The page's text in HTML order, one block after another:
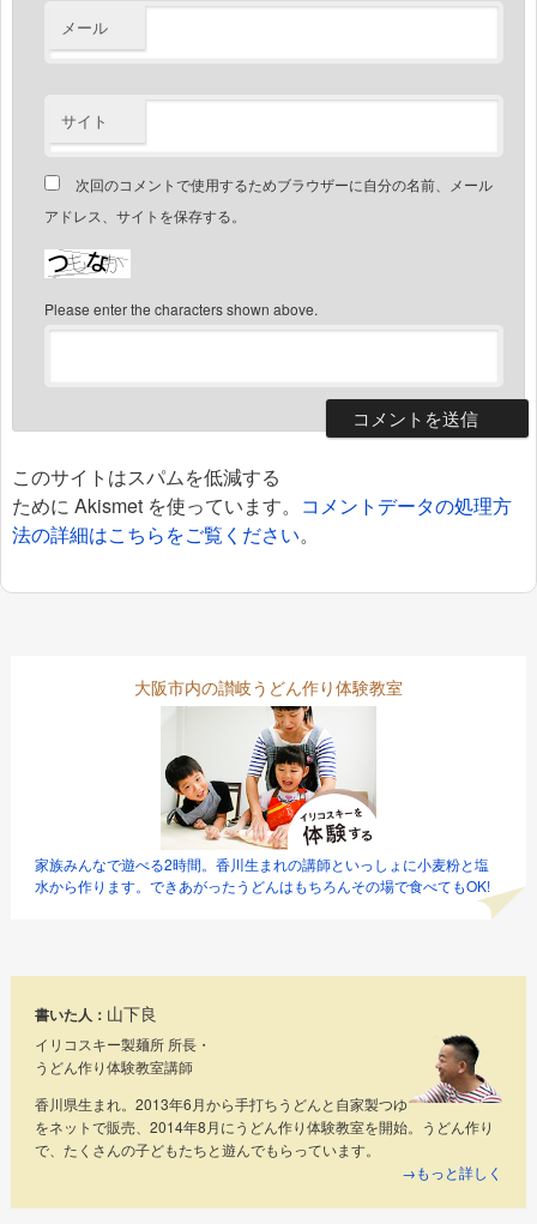
メール
サイト
次回のコメントで使用するためブラウザーに自分の名前、メール
アドレス、サイトを保存する。
Please enter the characters shown above.
このサイトはスパムを低減する
ために Akismet を使っています。 コメントデータの処理方
法の詳細はこちらをご覧ください。
大阪市内の讃岐うどん作り体験教室
家族みんなで遊べる2時間。香川生まれの講師といっしょに小麦粉と塩
水から作ります。できあがったうどんはもちろんその場で食べてもOK!
書いた人： 山下良
イリコスキー製麺所 所長・
うどん作り体験教室講師
香川県生まれ。2013年6月から手打ちうどんと自家製つゆ
をネットで販売、2014年8月にうどん作り体験教室を開始。うどん作り
で、たくさんの子どもたちと遊んでもらっています。
→もっと詳しく